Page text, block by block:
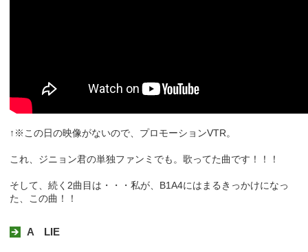
↑※この日の映像がないので、プロモーションVTR。
これ、ジニョン君の単独ファンミでも。歌ってた曲です！！！
そして、続く2曲目は・・・私が、B1A4にはまるきっかけになっ
た、この曲！！
A LIE